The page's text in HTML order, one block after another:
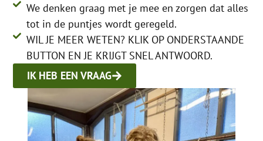
We denken graag met je mee en zorgen dat alles
tot in de puntjes wordt geregeld.
WIL JE MEER WETEN? KLIK OP ONDERSTAANDE
BUTTON EN JE KRIJGT SNEL ANTWOORD.
IK HEB EEN VRAAG